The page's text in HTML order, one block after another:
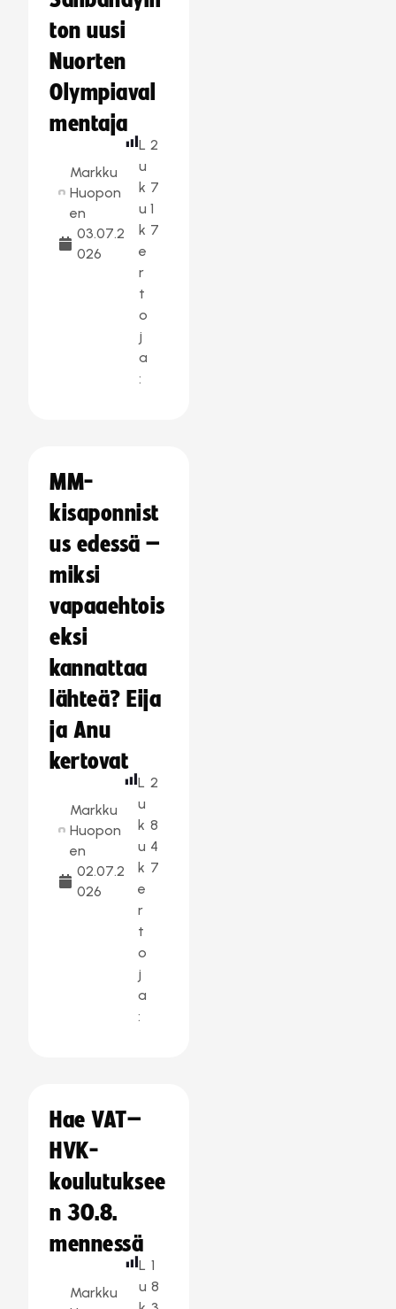
ton uusi
Nuorten
Olympiaval
mentaja
Markku
Huopon
en
03.07.2
026
L
u
k
u
k
e
r
t
o
j
a
:
2
7
1
7
MM-
kisaponnist
us edessä –
miksi
vapaaehtois
eksi
kannattaa
lähteä? Eija
ja Anu
kertovat
Markku
Huopon
en
02.07.2
026
L
u
k
u
k
e
r
t
o
j
a
:
2
8
4
7
Hae VAT–
HVK-
koulutuksee
n 30.8.
mennessä
Markku
L
u
1
8